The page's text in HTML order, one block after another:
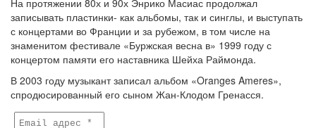
На протяжении 80х и 90х Энрико Масиас продолжал
записывать пластинки- как альбомы, так и синглы, и выступать
с концертами во Франции и за рубежом, в том числе на
знаменитом фестивале «Буржская весна в» 1999 году с
концертом памяти его наставника Шейха Раймонда.
В 2003 году музыкант записал альбом «Oranges Ameres»,
спродюсированный его сыном Жан-Клодом Гренасся.